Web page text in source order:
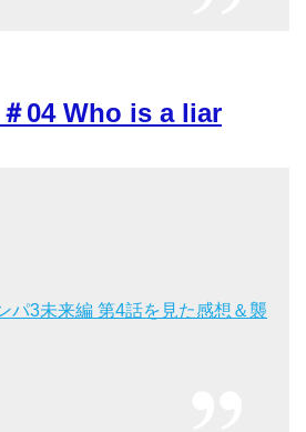
04 Who is a liar
パ3未来編 第4話を見た感想＆襲